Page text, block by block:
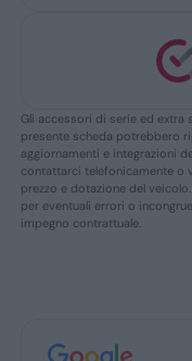
Gli accessori di serie ed extra
presente scheda potrebbero
aggiornamenti e integrazioni
contattarci telefonicamente o
prezzo e dotazione del
per eventuali errori o
impegno contrattuale.